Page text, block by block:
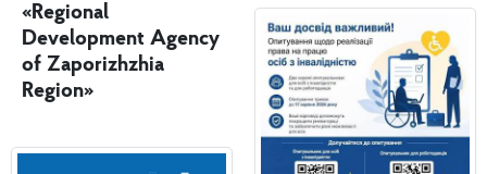
«Regional
Development Agency
of Zaporizhzhia
Region»